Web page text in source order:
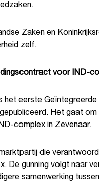
Zaken en
zelf.
voor IND-
het eerste Geïntegreerde
Het gaat om
complex in Zevenaar.
die
De gunning volgt naar
samenwerking